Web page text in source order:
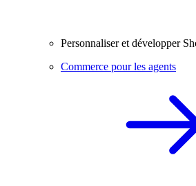
Personnaliser et développer
Commerce pour les agents